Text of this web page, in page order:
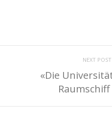
NEXT POST
«Die
Raumschiff